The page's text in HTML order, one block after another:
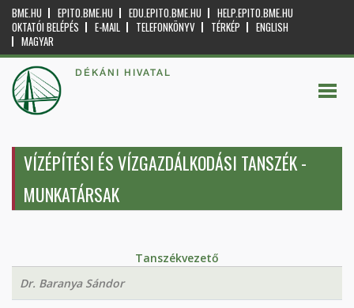
BME.HU EPITO.BME.HU EDU.EPITO.BME.HU
HELP.EPITO.BME.HU
OKTATÓI BELÉPÉS
E-MAIL TELEFONKÖNYV TÉRKÉP
ENGLISH
MAGYAR
DÉKÁNI HIVATAL
VÍZÉPÍTÉSI ÉS VÍZGAZDÁLKODÁSI TANSZÉK -
MUNKATÁRSAK
Tanszékvezető
Dr. Baranya Sándor